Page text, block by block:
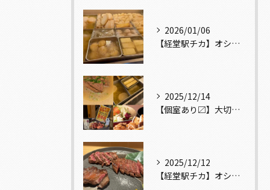
2026/01/06
【経堂駅チカ】オシャレ居酒屋🏮出汁が美味しいおでんがオススメ...
2025/12/14
【個室あり〼】大切な記念日、お祝い事でのご来店ぜひお待ちして...
2025/12/12
【経堂駅チカ】オシャレ居酒屋🏮自慢のお肉が楽しめる🐃お得なコ...